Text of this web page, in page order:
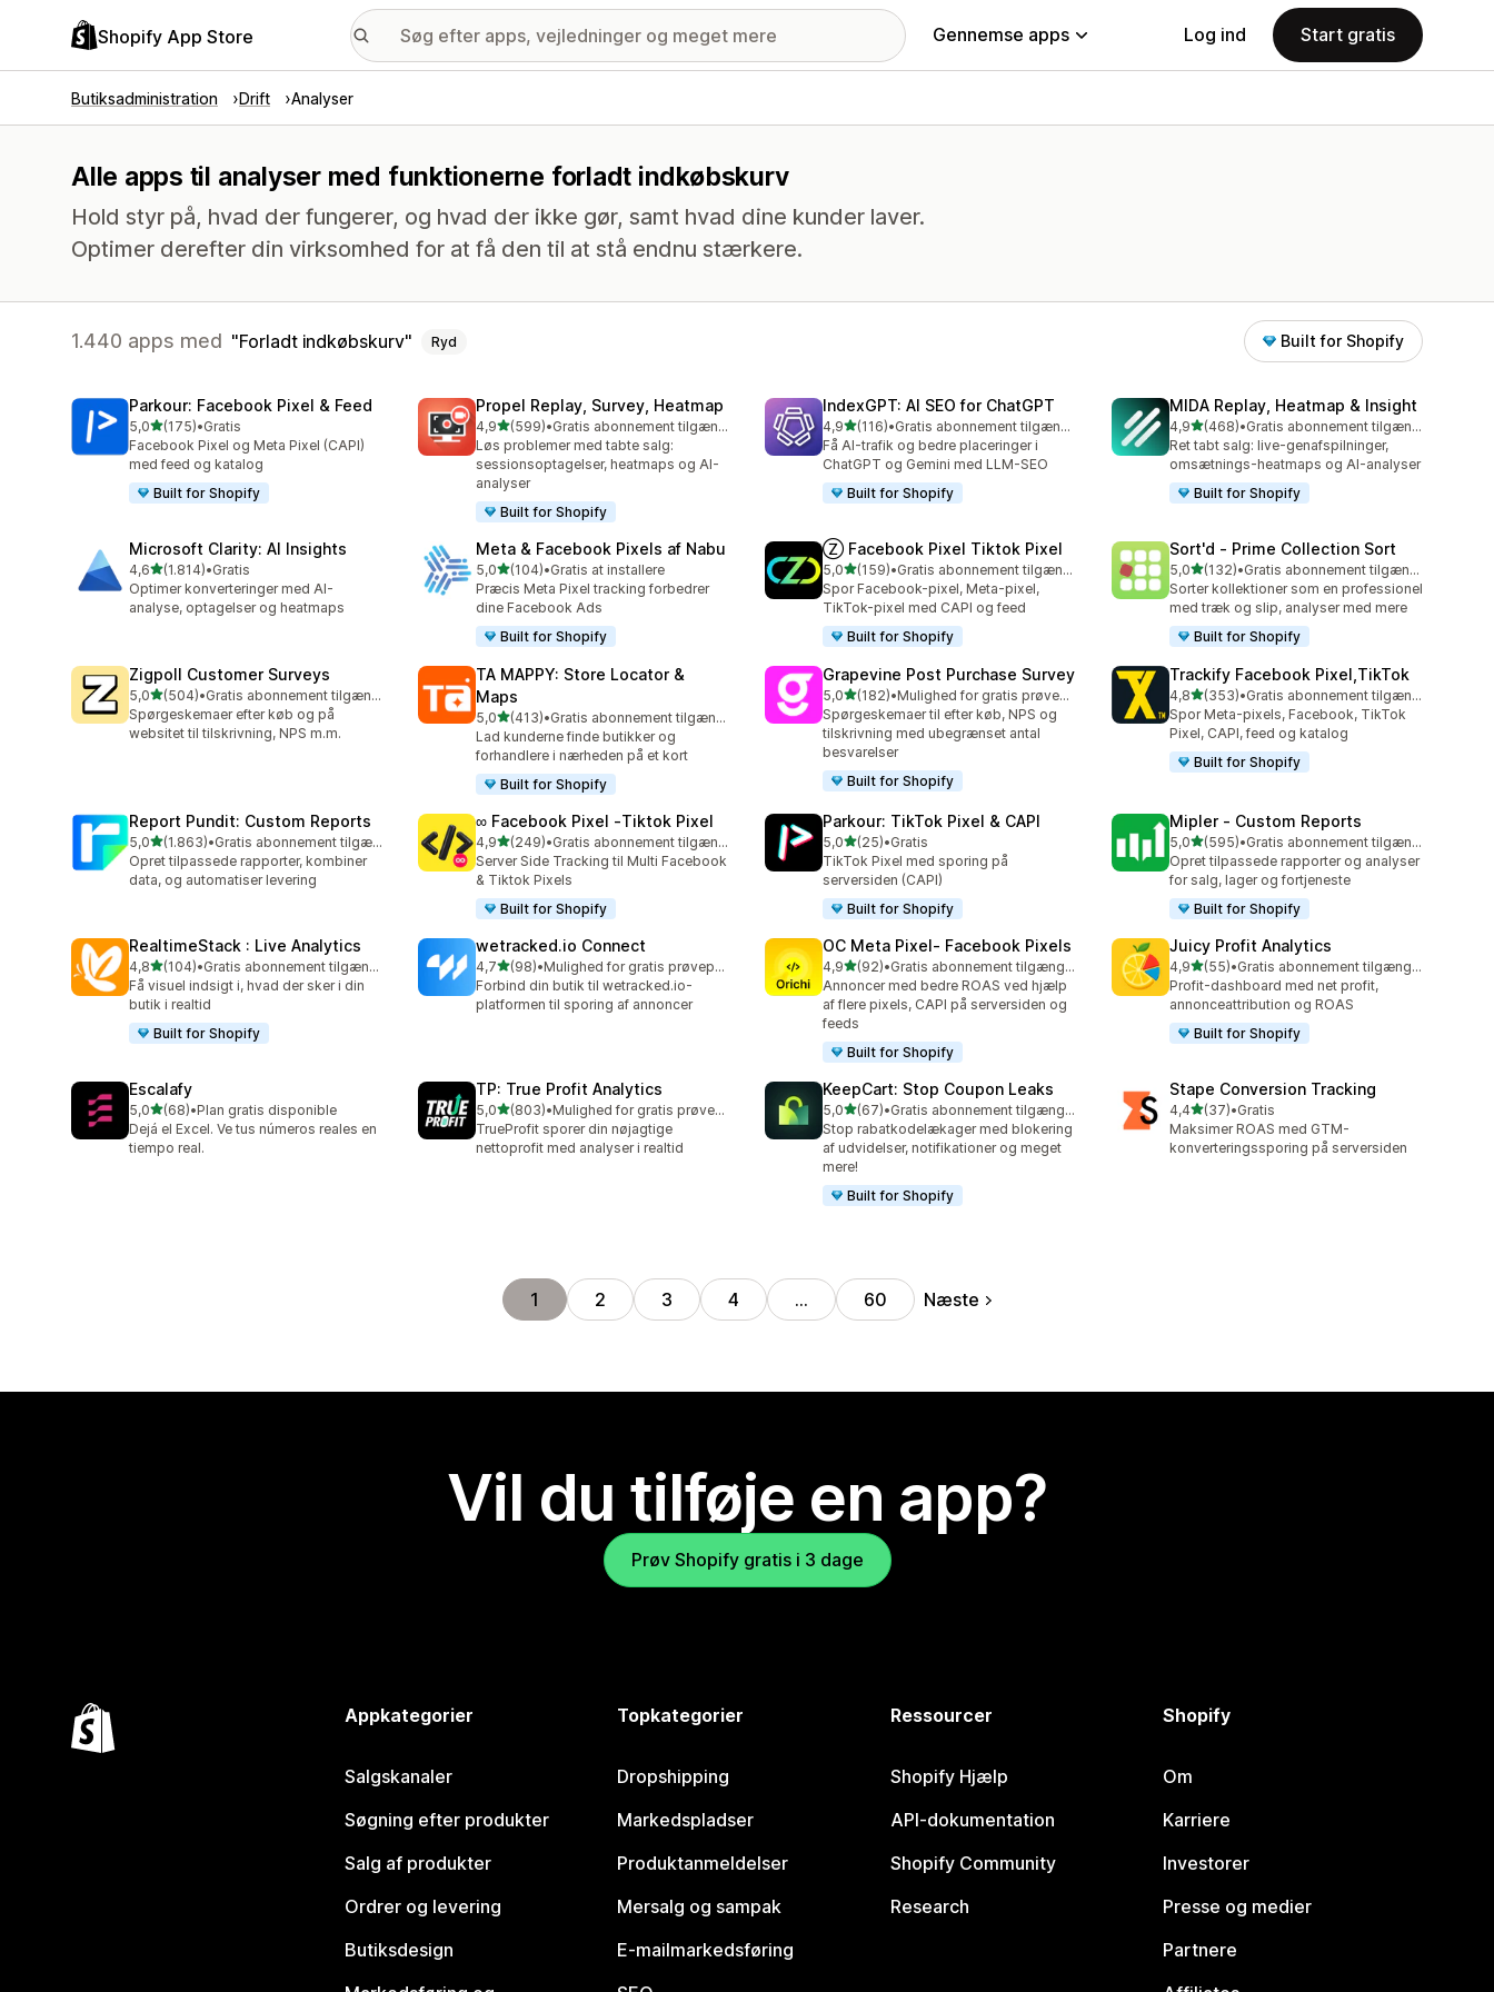
Shopify App Store Gennemse apps Log ind Start gratis
Butiksadministration Drift Analyser
Alle apps til analyser med funktionerne forladt indkøbskurv
Hold styr på, hvad der fungerer, og hvad der ikke gør, samt hvad dine kunder laver.
Optimer derefter din virksomhed for at få den til at stå endnu stærkere.
1.440 apps med Forladt indkøbskurv Ryd Built for Shopify
Parkour: Facebook Pixel & Feed
5,0ud af 5 stjerner
(175)
175 anmeldelser i alt
•Gratis
Facebook Pixel og Meta Pixel (CAPI)
med feed og katalog
Built for Shopify
Propel Replay, Survey, Heatmap
4,9ud af 5 stjerner
(599)
599 anmeldelser i alt
•
Gratis abonnement tilgængeligt
Løs problemer med tabte salg:
sessionsoptagelser, heatmaps og AI-
analyser
Built for Shopify
IndexGPT: AI SEO for ChatGPT
4,9ud af 5 stjerner
(116)
116 anmeldelser i alt
•
Gratis abonnement tilgængeligt
Få AI-trafik og bedre placeringer i
ChatGPT og Gemini med LLM-SEO
Built for Shopify
MIDA Replay, Heatmap & Insight
4,9ud af 5 stjerner
(468)
468 anmeldelser i alt
•
Gratis abonnement tilgængeligt
Ret tabt salg: live-genafspilninger,
omsætnings-heatmaps og AI-analyser
Built for Shopify
Microsoft Clarity: AI Insights
4,6ud af 5 stjerner
(1.814)
1814 anmeldelser i alt
•Gratis
Optimer konverteringer med AI-
analyse, optagelser og heatmaps
Meta & Facebook Pixels af Nabu
5,0ud af 5 stjerner
(104)
104 anmeldelser i alt
•Gratis at installere
Præcis Meta Pixel tracking forbedrer
dine Facebook Ads
Built for Shopify
Ⓩ Facebook Pixel Tiktok Pixel
5,0ud af 5 stjerner
(159)
159 anmeldelser i alt
•
Gratis abonnement tilgængeligt
Spor Facebook-pixel, Meta-pixel,
TikTok-pixel med CAPI og feed
Built for Shopify
Sort'd ‑ Prime Collection Sort
5,0ud af 5 stjerner
(132)
132 anmeldelser i alt
•
Gratis abonnement tilgængeligt
Sorter kollektioner som en professionel
med træk og slip, analyser med mere
Built for Shopify
Zigpoll Customer Surveys
5,0ud af 5 stjerner
(504)
504 anmeldelser i alt
•
Gratis abonnement tilgængeligt
Spørgeskemaer efter køb og på
websitet til tilskrivning, NPS m.m.
TA MAPPY: Store Locator &
Maps
5,0ud af 5 stjerner
(413)
413 anmeldelser i alt
•
Gratis abonnement tilgængeligt
Lad kunderne finde butikker og
forhandlere i nærheden på et kort
Built for Shopify
Grapevine Post Purchase Survey
5,0ud af 5 stjerner
(182)
182 anmeldelser i alt
•
Mulighed for gratis prøveperiode
Spørgeskemaer til efter køb, NPS og
tilskrivning med ubegrænset antal
besvarelser
Built for Shopify
Trackify Facebook Pixel,TikTok
4,8ud af 5 stjerner
(353)
353 anmeldelser i alt
•
Gratis abonnement tilgængeligt
Spor Meta-pixels, Facebook, TikTok
Pixel, CAPI, feed og katalog
Built for Shopify
Report Pundit: Custom Reports
5,0ud af 5 stjerner
(1.863)
1863 anmeldelser i alt
•
Gratis abonnement tilgængeligt
Opret tilpassede rapporter, kombiner
data, og automatiser levering
∞ Facebook Pixel ‑Tiktok Pixel
4,9ud af 5 stjerner
(249)
249 anmeldelser i alt
•
Gratis abonnement tilgængeligt
Server Side Tracking til Multi Facebook
& Tiktok Pixels
Built for Shopify
Parkour: TikTok Pixel & CAPI
5,0ud af 5 stjerner
(25)
25 anmeldelser i alt
•Gratis
TikTok Pixel med sporing på
serversiden (CAPI)
Built for Shopify
Mipler ‑ Custom Reports
5,0ud af 5 stjerner
(595)
595 anmeldelser i alt
•
Gratis abonnement tilgængeligt
Opret tilpassede rapporter og analyser
for salg, lager og fortjeneste
Built for Shopify
RealtimeStack : Live Analytics
4,8ud af 5 stjerner
(104)
104 anmeldelser i alt
•
Gratis abonnement tilgængeligt
Få visuel indsigt i, hvad der sker i din
butik i realtid
Built for Shopify
wetracked.io Connect
4,7ud af 5 stjerner
(98)
98 anmeldelser i alt
•
Mulighed for gratis prøveperiode
Forbind din butik til wetracked.io-
platformen til sporing af annoncer
OC Meta Pixel‑ Facebook Pixels
4,9ud af 5 stjerner
(92)
92 anmeldelser i alt
•
Gratis abonnement tilgængeligt
Annoncer med bedre ROAS ved hjælp
af flere pixels, CAPI på serversiden og
feeds
Built for Shopify
Juicy Profit Analytics
4,9ud af 5 stjerner
(55)
55 anmeldelser i alt
•
Gratis abonnement tilgængeligt
Profit-dashboard med net profit,
annonceattribution og ROAS
Built for Shopify
Escalafy
5,0ud af 5 stjerner
(68)
68 anmeldelser i alt
•Plan gratis disponible
Dejá el Excel. Ve tus números reales en
tiempo real.
TP: True Profit Analytics
5,0ud af 5 stjerner
(803)
803 anmeldelser i alt
•
Mulighed for gratis prøveperiode
TrueProfit sporer din nøjagtige
nettoprofit med analyser i realtid
KeepCart: Stop Coupon Leaks
5,0ud af 5 stjerner
(67)
67 anmeldelser i alt
•
Gratis abonnement tilgængeligt
Stop rabatkodelækager med blokering
af udvidelser, notifikationer og meget
mere!
Built for Shopify
Stape Conversion Tracking
4,4ud af 5 stjerner
(37)
37 anmeldelser i alt
•Gratis
Maksimer ROAS med GTM-
konverteringssporing på serversiden
1 2 3 4 … 60 Næste
Vil du tilføje en app?
Prøv Shopify gratis i 3 dage
Appkategorier
Salgskanaler
Søgning efter produkter
Salg af produkter
Ordrer og levering
Butiksdesign
Topkategorier
Dropshipping
Markedspladser
Produktanmeldelser
Mersalg og sampak
E-mailmarkedsføring
Ressourcer
Shopify Hjælp
API-dokumentation
Shopify Community
Research
Shopify
Om
Karriere
Investorer
Presse og medier
Partnere